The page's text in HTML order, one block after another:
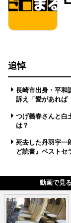
追悼
長崎市出身・平
訴え「愛があれば
つげ義春さんと白
は？
死去した丹羽宇
ど読書』ベストセ
動画で見る